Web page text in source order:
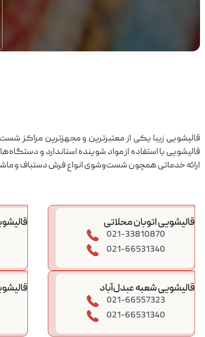
قالیشویی زیبا یکی از معتبرترین و مجهزترین مراکز
قالیشویی با استفاده از مواد شوینده استاندارد و
ارائه خدماتی همچون شست‌وشوی انواع فرش دستباف و
قالیشویی اتوبان محلاتی
021-33810870
021-66531340
قالیشویی شعبه عبدل‌آباد
021-66557323
021-66531340